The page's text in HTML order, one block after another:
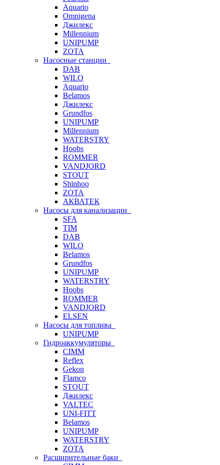
Aquario
Omnigena
Джилекс
Millennium
UNIPUMP
ZOTA
Насосные станции
DAB
WILO
Aquario
Belamos
Джилекс
Grundfos
UNIPUMP
Millennium
WATERSTRY
Hoobs
ROMMER
VANDJORD
STOUT
Shinhoo
ZOTA
АКВАТЕК
Насосы для канализации
SFA
TIM
DAB
WILO
Belamos
Grundfos
UNIPUMP
WATERSTRY
Hoobs
ROMMER
VANDJORD
ELSEN
Насосы для топлива
UNIPUMP
Гидроаккумуляторы
CIMM
Reflex
Gekon
Flamco
STOUT
Джилекс
VALTEC
UNI-FITT
Belamos
UNIPUMP
WATERSTRY
ZOTA
Расширительные баки